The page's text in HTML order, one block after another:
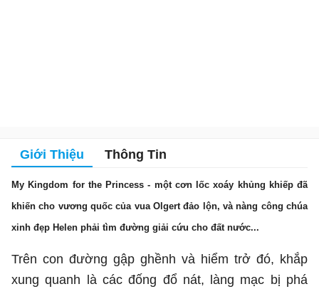
Giới Thiệu Thông Tin
My Kingdom for the Princess - một cơn lốc xoáy khủng khiếp đã
khiến cho vương quốc của vua Olgert đảo lộn, và nàng công chúa
xinh đẹp Helen phải tìm đường giải cứu cho đất nước...
Trên con đường gập ghềnh và hiểm trở đó, khắp
xung quanh là các đống đổ nát, làng mạc bị phá